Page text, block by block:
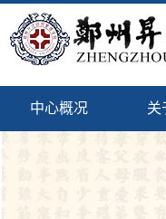
中心概况 关